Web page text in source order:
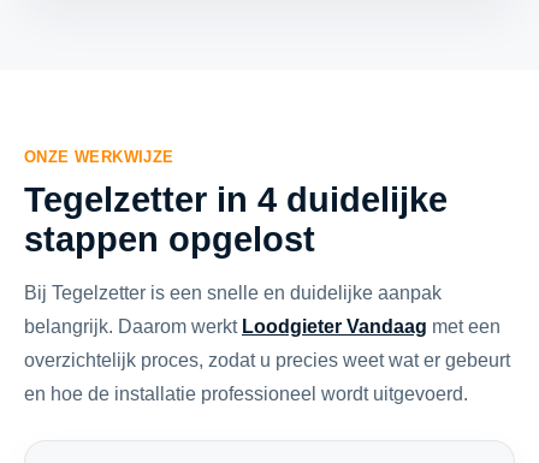
ONZE WERKWIJZE
Tegelzetter in 4 duidelijke
stappen opgelost
Bij Tegelzetter is een snelle en duidelijke aanpak
belangrijk. Daarom werkt Loodgieter Vandaag met een
overzichtelijk proces, zodat u precies weet wat er gebeurt
en hoe de installatie professioneel wordt uitgevoerd.